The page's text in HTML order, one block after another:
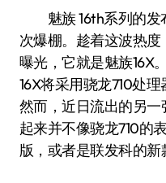
魅族 16th系列的发布，让魅族旗舰机的口碑再
次爆棚。趁着这波热
曝光，它就是魅族16X
16X将采用骁龙710处理
然而，近日流出的另一
起来并不像骁龙710的
版，或者是联发科的新